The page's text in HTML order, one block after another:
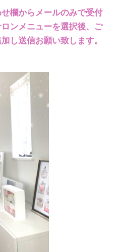
欄からメールのみで受付
ンメニューを選択後、ご
し送信お願い致します。